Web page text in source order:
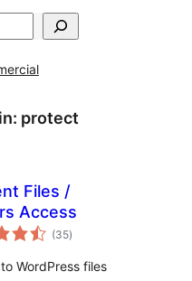
protect
Files /
Access
(35total
de
)
WordPress files